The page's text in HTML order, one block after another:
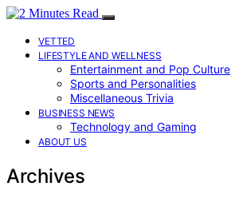
VETTED
LIFESTYLE AND WELLNESS
Entertainment and Pop Culture
Sports and Personalities
Miscellaneous Trivia
BUSINESS NEWS
Technology and Gaming
ABOUT US
Archives